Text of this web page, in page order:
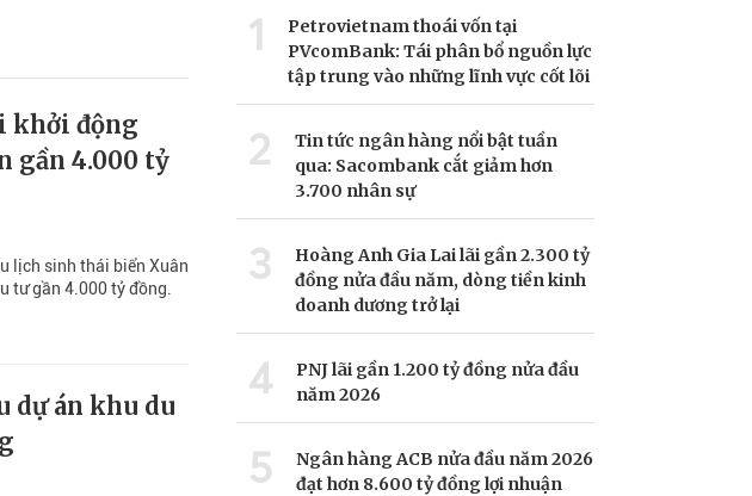
khởi động
gần 4.000 tỷ
lịch sinh thái biển Xuân
tư gần 4.000 tỷ đồng.
dự án khu du
1
Petrovietnam thoái vốn tại
PVcomBank: Tái phân bổ nguồn lực
tập trung vào những lĩnh vực cốt lõi
2
Tin tức ngân hàng nổi bật tuần
qua: Sacombank cắt giảm hơn
3.700 nhân sự
3
Hoàng Anh Gia Lai lãi gần 2.300 tỷ
đồng nửa đầu năm, dòng tiền kinh
doanh dương trở lại
4
PNJ lãi gần 1.200 tỷ đồng nửa đầu
năm 2026
5
Ngân hàng ACB nửa đầu năm 2026
đạt hơn 8.600 tỷ đồng lợi nhuận